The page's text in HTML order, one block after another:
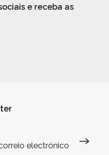
e receba as